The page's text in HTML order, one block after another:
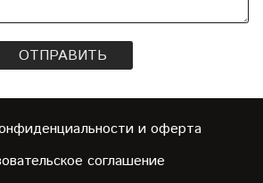
ОТПРАВИТЬ
и оферта
соглашение